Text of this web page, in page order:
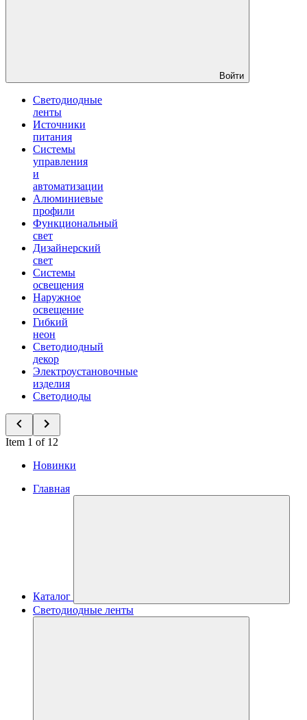
Войти
Светодиодные
ленты
Источники
питания
Системы
управления
и
автоматизации
Алюминиевые
профили
Функциональный
свет
Дизайнерский
свет
Системы
освещения
Наружное
освещение
Гибкий
неон
Светодиодный
декор
Электроустановочные
изделия
Светодиоды
Item 1 of 12
Новинки
Главная
Каталог
Светодиодные ленты